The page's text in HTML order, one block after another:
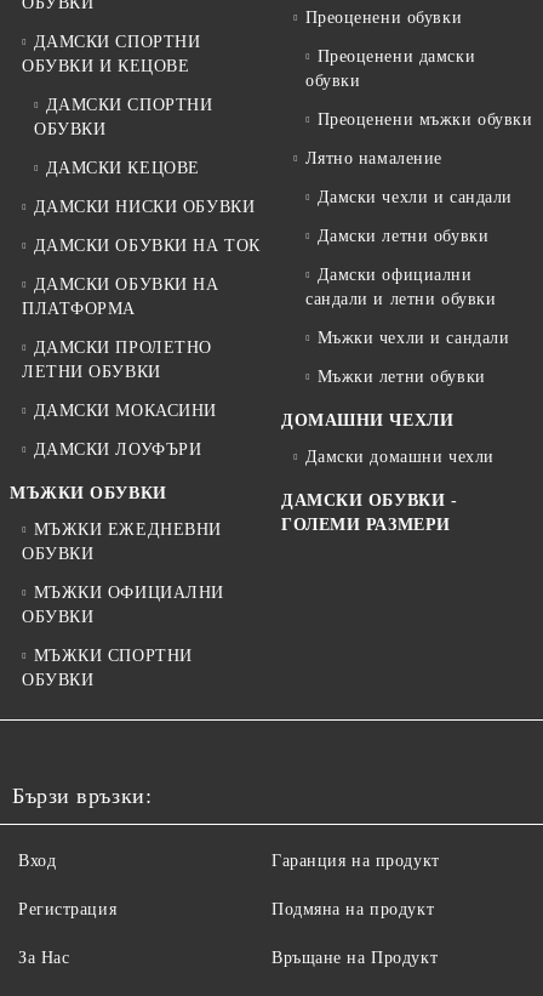
ДАМСКИ СПОРТНИ
ОБУВКИ И КЕЦОВЕ
ДАМСКИ СПОРТНИ
ОБУВКИ
ДАМСКИ КЕЦОВЕ
ДАМСКИ НИСКИ ОБУВКИ
ДАМСКИ ОБУВКИ НА ТОК
ДАМСКИ ОБУВКИ НА
ПЛАТФОРМА
ДАМСКИ ПРОЛЕТНО
ЛЕТНИ ОБУВКИ
ДАМСКИ МОКАСИНИ
ДАМСКИ ЛОУФЪРИ
МЪЖКИ ОБУВКИ
МЪЖКИ ЕЖЕДНЕВНИ
ОБУВКИ
МЪЖКИ ОФИЦИАЛНИ
ОБУВКИ
МЪЖКИ СПОРТНИ
ОБУВКИ
Преоценени обувки
Преоценени дамски
обувки
Преоценени мъжки обувки
Лятно намаление
Дамски чехли и сандали
Дамски летни обувки
Дамски официални
сандали и летни обувки
Мъжки чехли и сандали
Мъжки летни обувки
ДОМАШНИ ЧЕХЛИ
Дамски домашни чехли
ДАМСКИ ОБУВКИ -
ГОЛЕМИ РАЗМЕРИ
Бързи връзки:
Вход
Регистрация
За Нас
Гаранция на продукт
Подмяна на продукт
Връщане на Продукт